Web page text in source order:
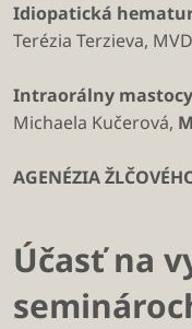
Idiopatická
Terézia Terzieva,
Intraorálny
Michaela Kučerová,
AGENÉZIA
Účasť na